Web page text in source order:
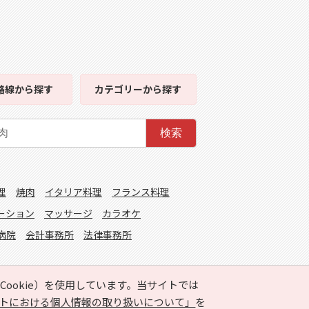
）を使用しています。当サイトでは
における個人情報の取り扱いについて」 を
線から探す カテゴリーから探す
検索
焼肉 イタリア料理
フランス料理
ション マッサージ
カラオケ
院 会計事務所 法律事務所